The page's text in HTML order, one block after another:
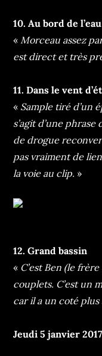
10. Au bord de l’eau
«Morceau assez
est direct et très
11. Dans le vent
« Sample tiré d’un
s’agit d’une
de drogue
pas vraiment de
la voie au clip. »
12. Grand bassin
« C’est Ben (le
couplets. C’est un
car il a un coté plus
Jeudi 5 janvier